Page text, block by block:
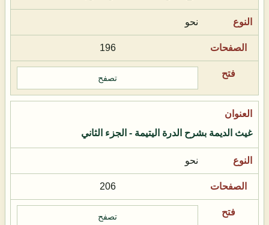
نحو
196
تصفح
غيث الديمة بشرح الدرة اليتيمة - الجزء الثاني
نحو
206
تصفح